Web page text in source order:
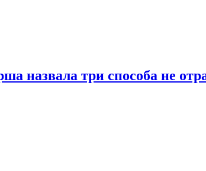
назвала три способа не